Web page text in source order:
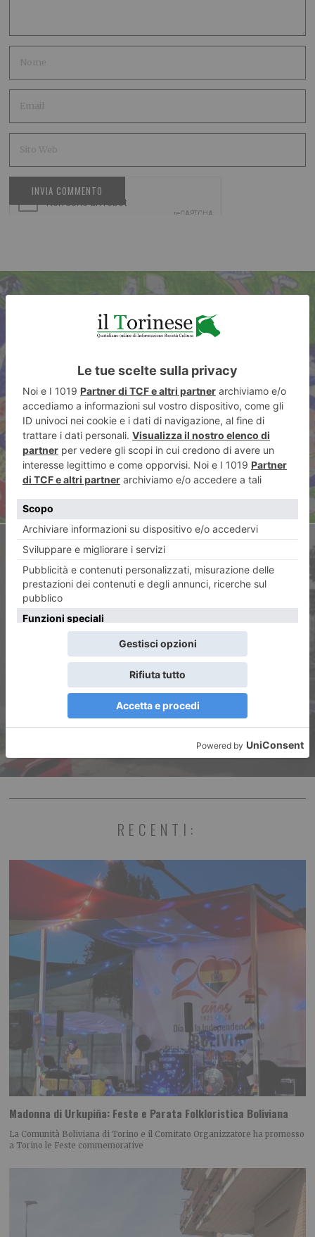
ARTICOLO PRECEDENTE
Il Cartoliniere alla
Confraternita
ARTICOLO SUCCESSIVO
Borgata Lesna: da sempre
inclusiva, ma ora qualcosa sta
cambiando
RECENTI:
Madonna di Urkupiña: Feste e Parata Folkloristica Boliviana
La Comunità Boliviana di Torino e il Comitato Organizzatore ha promosso
a Torino le Feste commemorative